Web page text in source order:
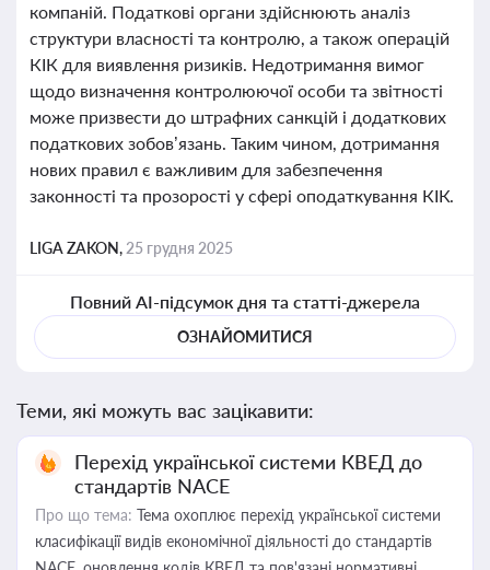
компаній. Податкові органи здійснюють аналіз
структури власності та контролю, а також операцій
КІК для виявлення ризиків. Недотримання вимог
щодо визначення контролюючої особи та звітності
може призвести до штрафних санкцій і додаткових
податкових зобов’язань. Таким чином, дотримання
нових правил є важливим для забезпечення
законності та прозорості у сфері оподаткування КІК.
LIGA ZAKON, 25 грудня 2025
Повний AI-підсумок дня та статті-джерела
ОЗНАЙОМИТИСЯ
Теми, які можуть вас зацікавити:
Перехід української системи КВЕД до
стандартів NACE
Про що тема: Тема охоплює перехід української системи
класифікації видів економічної діяльності до стандартів